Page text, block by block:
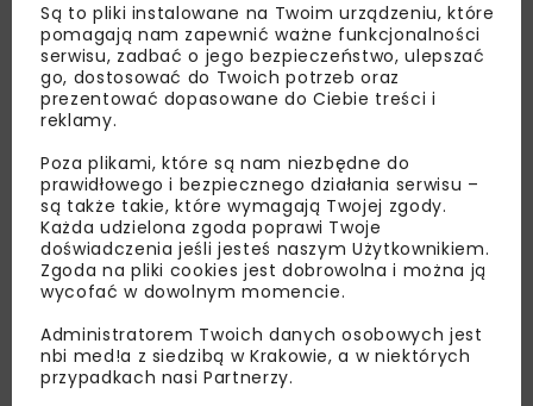
Lubisz wiedzieć więcej?
Zapisz się do newslettera aby otrzymywać od
nas najlepsze informacje branżowe,
dedykowane akcje specjalne.
Zapoznałam/em się zPolityką Prywatności i
Regulaminemoraz wyrażam zgodę na otrzymywanie na
handlowej w postaci newslettera.
Są to pliki instalowane na Twoim urządzeniu, które
pomagają nam zapewnić ważne funkcjonalności
serwisu, zadbać o jego bezpieczeństwo, ulepszać
go, dostosować do Twoich potrzeb oraz
prezentować dopasowane do Ciebie treści i
reklamy.
Poza plikami, które są nam niezbędne do
prawidłowego i bezpiecznego działania serwisu –
są także takie, które wymagają Twojej zgody.
Każda udzielona zgoda poprawi Twoje
doświadczenia jeśli jesteś naszym Użytkownikiem.
Zgoda na pliki cookies jest dobrowolna i można ją
wycofać w dowolnym momencie.
Administratorem Twoich danych osobowych jest
nbi med!a z siedzibą w Krakowie, a w niektórych
przypadkach nasi Partnerzy.